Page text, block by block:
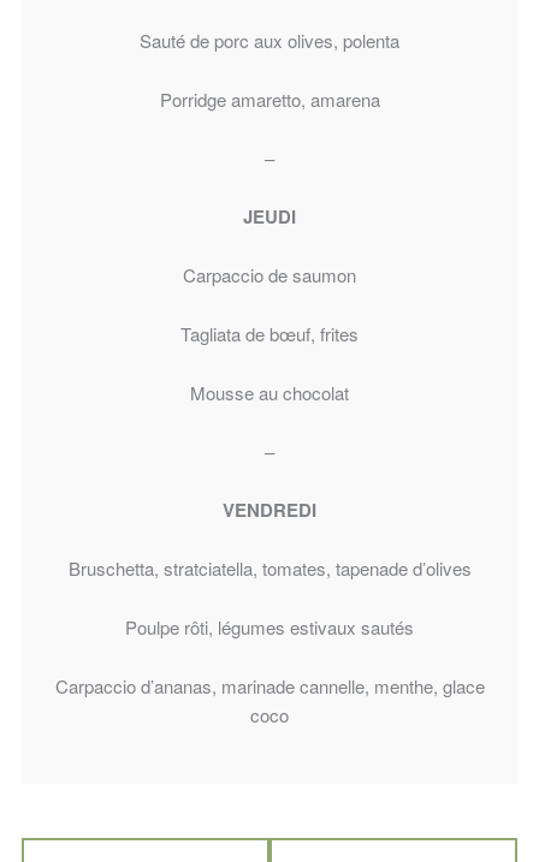
Sauté de porc aux olives, polenta
Porridge amaretto, amarena
–
JEUDI
Carpaccio de saumon
Tagliata de bœuf, frites
Mousse au chocolat
–
VENDREDI
Bruschetta, stratciatella, tomates, tapenade d’olives
Poulpe rôti, légumes estivaux sautés
Carpaccio d’ananas, marinade cannelle, menthe, glace
coco